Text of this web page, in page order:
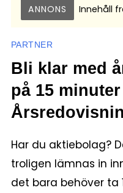
ANNONS Innehåll
PARTNER
Bli klar med
på 15
Har du aktiebolag?
troligen lämnas in
det bara behöver